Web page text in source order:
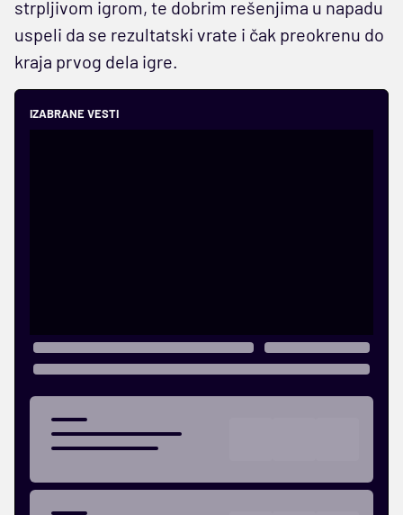
strpljivom igrom, te dobrim rešenjima u napadu
uspeli da se rezultatski vrate i čak preokrenu do
kraja prvog dela igre.
IZABRANE VESTI